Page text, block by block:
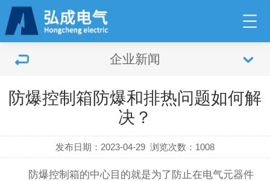
企业新闻
防爆控制箱防爆和排热问题如何解
决？
发布日期：2023-04-29 浏览次数： 1008
防爆控制箱的中心目的就是为了防止在电气元器件